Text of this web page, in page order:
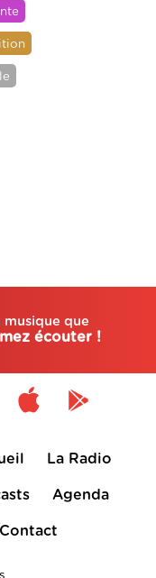
musique que
écouter !
La Radio
Agenda
Contact